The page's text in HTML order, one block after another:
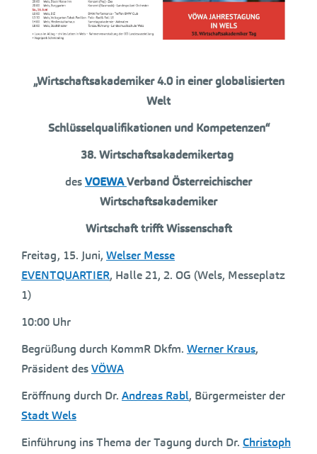
„Wirtschaftsakademiker 4.0 in einer globalisierten
Welt
Schlüsselqualifikationen und Kompetenzen“
38. Wirtschaftsakademikertag
desVOEWAVerband Österreichischer
Wirtschaftsakademiker
Wirtschaft trifft Wissenschaft
Freitag, 15. Juni, Welser Messe
EVENTQUARTIER, Halle 21, 2. OG (Wels, Messeplatz
1)
10:00 Uhr
Begrüßung durch KommR Dkfm. Werner Kraus,
Präsident desVÖWA
Eröffnung durch Dr. Andreas Rabl, Bürgermeister der
Stadt Wels
Einführung ins Thema der Tagung durch Dr. Christoph